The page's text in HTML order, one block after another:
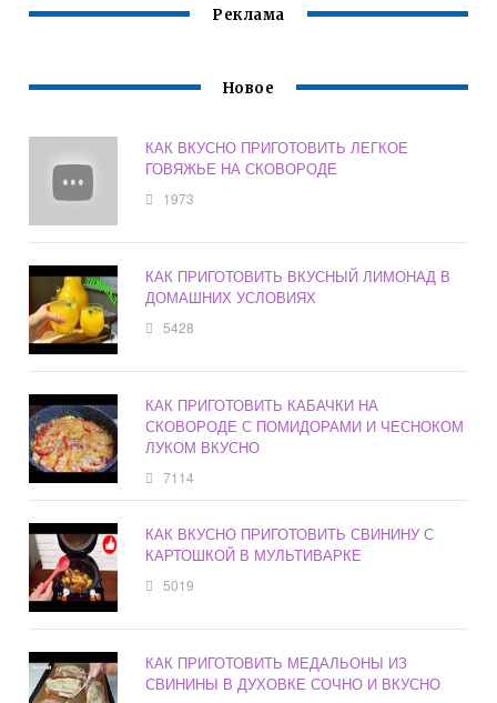
Реклама
Новое
КАК ВКУСНО ПРИГОТОВИТЬ ЛЕГКОЕ
ГОВЯЖЬЕ НА СКОВОРОДЕ
1973
КАК ПРИГОТОВИТЬ ВКУСНЫЙ ЛИМОНАД В
ДОМАШНИХ УСЛОВИЯХ
5428
КАК ПРИГОТОВИТЬ КАБАЧКИ НА
СКОВОРОДЕ С ПОМИДОРАМИ И ЧЕСНОКОМ
ЛУКОМ ВКУСНО
7114
КАК ВКУСНО ПРИГОТОВИТЬ СВИНИНУ С
КАРТОШКОЙ В МУЛЬТИВАРКЕ
5019
КАК ПРИГОТОВИТЬ МЕДАЛЬОНЫ ИЗ
СВИНИНЫ В ДУХОВКЕ СОЧНО И ВКУСНО